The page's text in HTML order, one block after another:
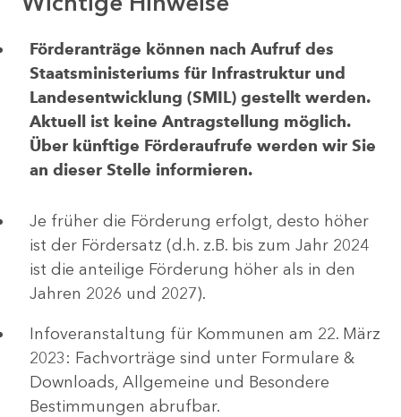
Förderanträge können nach Aufruf des
Staatsministeriums für Infrastruktur und
Landesentwicklung (SMIL) gestellt werden.
Aktuell ist keine Antragstellung möglich.
Über künftige Förderaufrufe werden wir Sie
an dieser Stelle informieren.
Je früher die Förderung erfolgt, desto höher
ist der Fördersatz (d.h. z.B. bis zum Jahr 2024
ist die anteilige Förderung höher als in den
Jahren 2026 und 2027).
Infoveranstaltung für Kommunen am 22. März
2023: Fachvorträge sind unter Formulare &
Downloads, Allgemeine und Besondere
Bestimmungen abrufbar.